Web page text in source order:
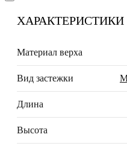
ХАРАКТЕРИСТИКИ
Материал верха
Вид застежки
Длина
Высота